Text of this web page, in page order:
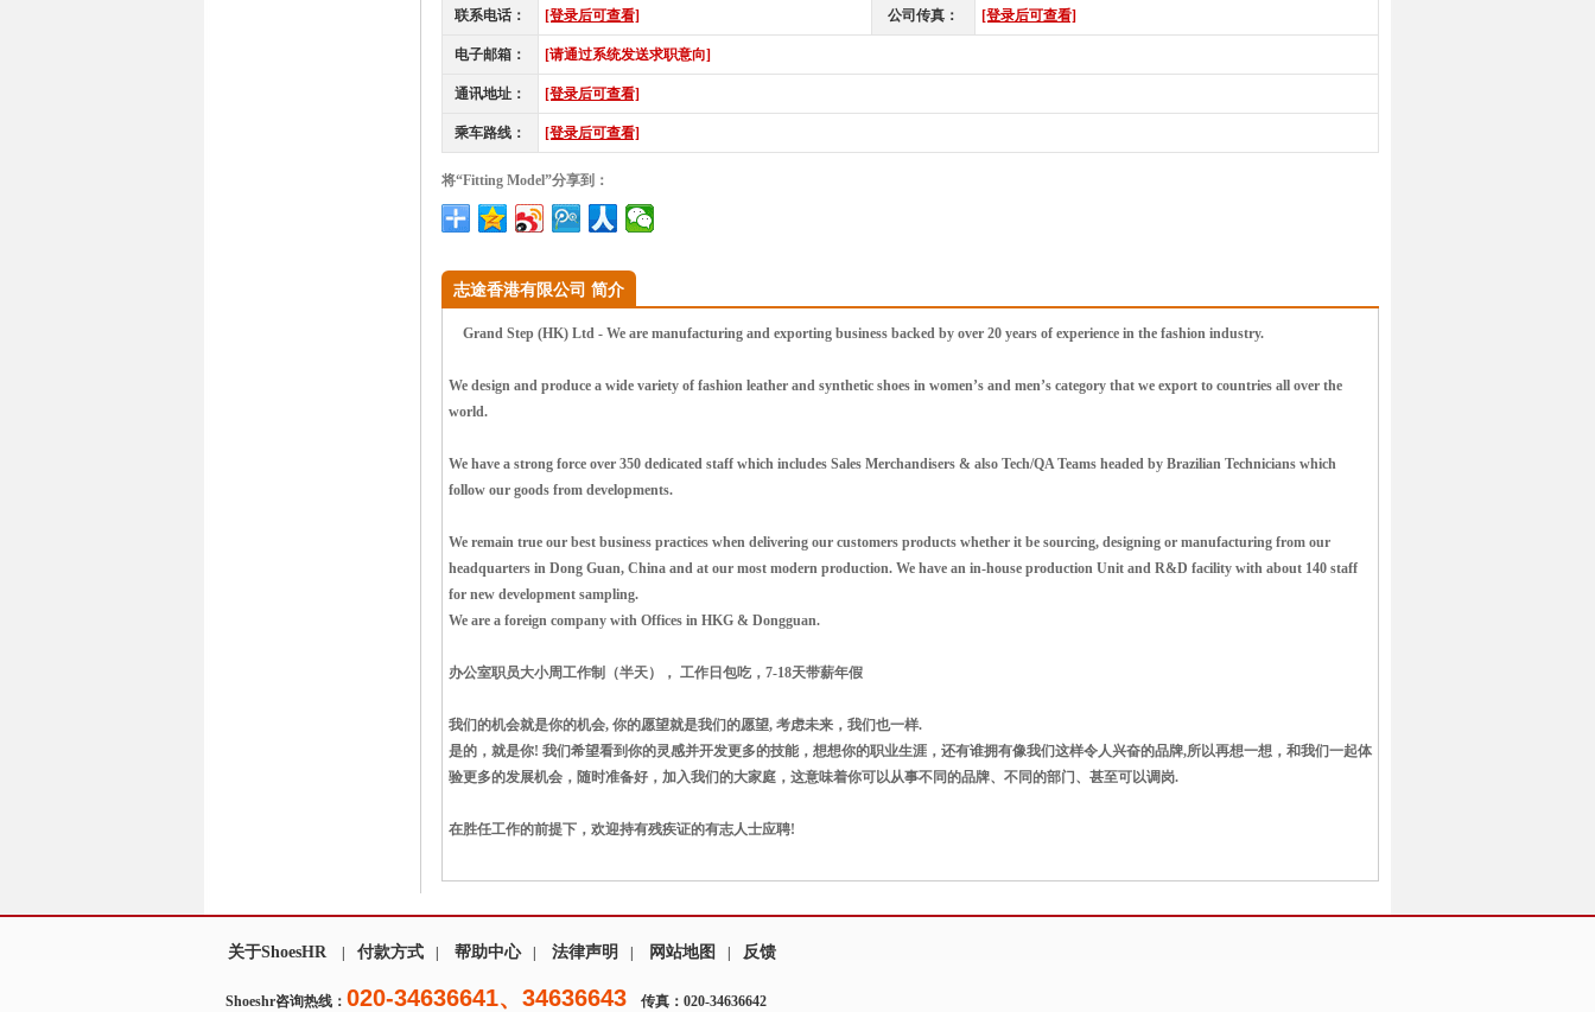
联系电话： [登录后可查看] 公司传真： [登录后可查看]
电子邮箱： [请通过系统发送求职意向]
通讯地址： [登录后可查看]
乘车路线： [登录后可查看]
将“Fitting Model”分享到：
志途香港有限公司 简介
Grand Step (HK) Ltd - We are manufacturing and exporting business backed by over 20 years of experience in the fashion industry.
We design and produce a wide variety of fashion leather and synthetic shoes in women’s and men’s category that we export to countries all over the
world.
We have a strong force over 350 dedicated staff which includes Sales Merchandisers & also Tech/QA Teams headed by Brazilian Technicians which
follow our goods from developments.
We remain true our best business practices when delivering our customers products whether it be sourcing, designing or manufacturing from our
headquarters in Dong Guan, China and at our most modern production. We have an in-house production Unit and R&D facility with about 140 staff
for new development sampling.
We are a foreign company with Offices in HKG & Dongguan.
办公室职员大小周工作制（半天）， 工作日包吃，7-18天带薪年假
我们的机会就是你的机会, 你的愿望就是我们的愿望, 考虑未来，我们也一样.
是的，就是你! 我们希望看到你的灵感并开发更多的技能，想想你的职业生涯，还有谁拥有像我们这样令人兴奋的品牌,所以再想一想，和我们一起体
验更多的发展机会，随时准备好，加入我们的大家庭，这意味着你可以从事不同的品牌、不同的部门、甚至可以调岗.
在胜任工作的前提下，欢迎持有残疾证的有志人士应聘!
关于ShoesHR 付款方式 帮助中心 法律声明 网站地图 反馈
Shoeshr咨询热线： 020-34636641、34636643 传真：020-34636642